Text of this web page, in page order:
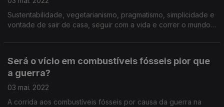
Sustentabilidade, vegetarianismo, pragmatismo, simplicidade e
vontade de sair de casa, seguir com a vida e correr o mundo
Será o vício em combustíveis fósseis pior que
a guerra?
03 mai. 2022
A corrida aos combustíveis fósseis por causa da guerra na